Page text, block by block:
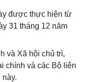
được thực hiện từ
31 tháng 12 năm
và Xã hội chủ trì,
chính và các Bộ liên